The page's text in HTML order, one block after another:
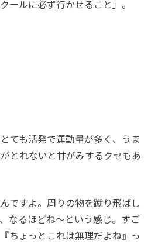
ールに必ず行かせること」。
ても活発で運動量が多く、うま
とれないと甘がみするクセもあ
ですよ。周りの物を蹴り飛ばし
なるほどね～という感じ。すご
ちょっとこれは無理だよね』っ